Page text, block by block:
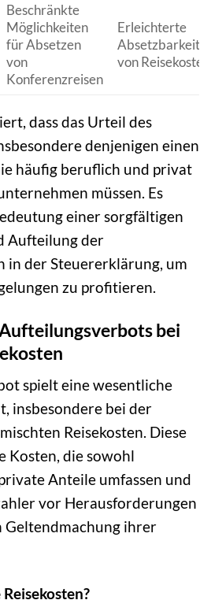
Beschränkte
Möglichkeiten
für Absetzen
von
Konferenzreisen
Erleichterte
Absetzbarkeit
von Reisekosten
dass das Urteil des
denjenigen einen
häufig beruflich und privat
müssen. Es
einer sorgfältigen
Aufteilung der
in der Steuererklärung, um
zu profitieren.
bei
spielt eine wesentliche
insbesondere bei der
Reisekosten. Diese
Kosten, die sowohl
Anteile umfassen und
vor Herausforderungen
Geltendmachung ihrer